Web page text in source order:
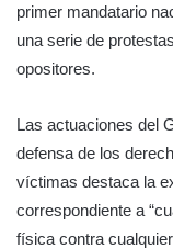
primer mandatario
una serie de
opositores.
Las actuaciones del
defensa de los
víctimas destaca la
correspondiente a
física contra